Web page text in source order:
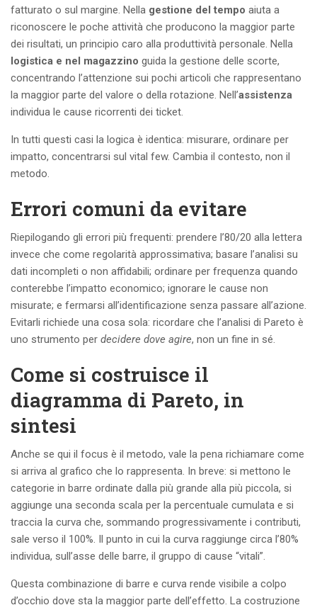
fatturato o sul margine. Nella gestione del tempo aiuta a
riconoscere le poche attività che producono la maggior parte
dei risultati, un principio caro alla produttività personale. Nella
logistica e nel magazzino guida la gestione delle scorte,
concentrando l’attenzione sui pochi articoli che rappresentano
la maggior parte del valore o della rotazione. Nell’assistenza
individua le cause ricorrenti dei ticket.
In tutti questi casi la logica è identica: misurare, ordinare per
impatto, concentrarsi sul vital few. Cambia il contesto, non il
metodo.
Errori comuni da evitare
Riepilogando gli errori più frequenti: prendere l’80/20 alla lettera
invece che come regolarità approssimativa; basare l’analisi su
dati incompleti o non affidabili; ordinare per frequenza quando
conterebbe l’impatto economico; ignorare le cause non
misurate; e fermarsi all’identificazione senza passare all’azione.
Evitarli richiede una cosa sola: ricordare che l’analisi di Pareto è
uno strumento per decidere dove agire, non un fine in sé.
Come si costruisce il
diagramma di Pareto, in
sintesi
Anche se qui il focus è il metodo, vale la pena richiamare come
si arriva al grafico che lo rappresenta. In breve: si mettono le
categorie in barre ordinate dalla più grande alla più piccola, si
aggiunge una seconda scala per la percentuale cumulata e si
traccia la curva che, sommando progressivamente i contributi,
sale verso il 100%. Il punto in cui la curva raggiunge circa l’80%
individua, sull’asse delle barre, il gruppo di cause “vitali”.
Questa combinazione di barre e curva rende visibile a colpo
d’occhio dove sta la maggior parte dell’effetto. La costruzione